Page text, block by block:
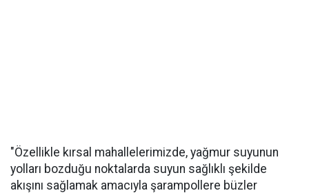
"Özellikle kırsal mahallelerimizde, yağmur suyunun
yolları bozduğu noktalarda suyun sağlıklı şekilde
akışını sağlamak amacıyla şarampollere büzler